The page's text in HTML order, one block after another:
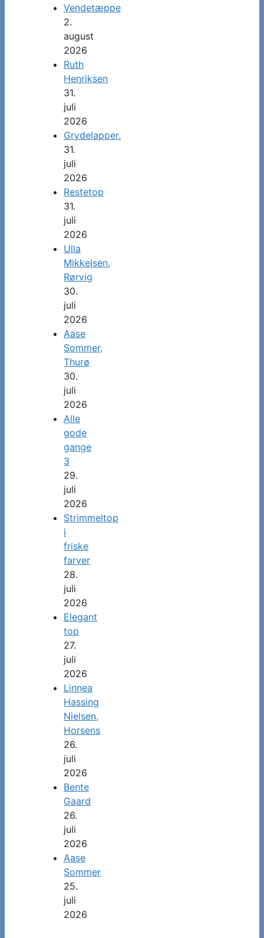
Vendetæppe
2.
august
2026
Ruth
Henriksen
31.
juli
2026
Grydelapper.
31.
juli
2026
Restetop
31.
juli
2026
Ulla
Mikkelsen,
Rørvig
30.
juli
2026
Aase
Sommer,
Thurø
30.
juli
2026
Alle
gode
gange
3
29.
juli
2026
Strimmeltop
i
friske
farver
28.
juli
2026
Elegant
top
27.
juli
2026
Linnea
Hassing
Nielsen,
Horsens
26.
juli
2026
Bente
Gaard
26.
juli
2026
Aase
Sommer
25.
juli
2026